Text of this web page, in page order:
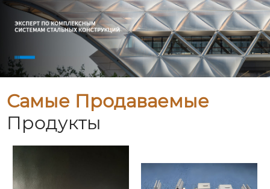
Самые Продаваемые
Продукты